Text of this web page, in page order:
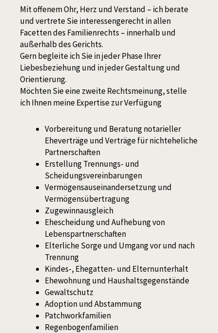
Mit offenem Ohr, Herz und Verstand – ich berate
und vertrete Sie interessengerecht in allen
Facetten des Familienrechts – innerhalb und
außerhalb des Gerichts.
Gern begleite ich Sie in jeder Phase Ihrer
Liebesbeziehung und in jeder Gestaltung und
Orientierung.
Möchten Sie eine zweite Rechtsmeinung, stelle
ich Ihnen meine Expertise zur Verfügung
Vorbereitung und Beratung notarieller
Eheverträge und Verträge für nichteheliche
Partnerschaften
Erstellung Trennungs- und
Scheidungsvereinbarungen
Vermögensauseinandersetzung und
Vermögensübertragung
Zugewinnausgleich
Ehescheidung und Aufhebung von
Lebenspartnerschaften
Elterliche Sorge und Umgang vor und nach
Trennung
Kindes-, Ehegatten- und Elternunterhalt
Ehewohnung und Haushaltsgegenstände
Gewaltschutz
Adoption und Abstammung
Patchworkfamilien
Regenbogenfamilien